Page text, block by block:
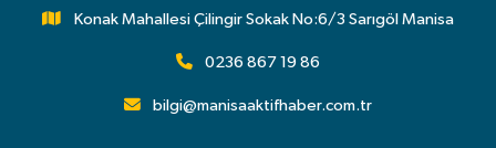
Konak Mahallesi Çilingir Sokak No:6/3 Sarıgöl Manisa
0236 867 19 86
bilgi@manisaaktifhaber.com.tr